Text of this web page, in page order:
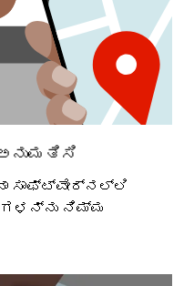
ನಿಮ್ಮ